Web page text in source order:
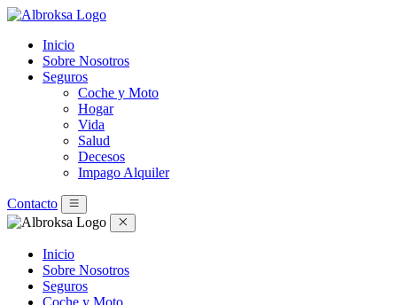
Inicio
Sobre Nosotros
Seguros
Coche y Moto
Hogar
Vida
Salud
Decesos
Impago Alquiler
Contacto
Inicio
Sobre Nosotros
Seguros
Coche y Moto